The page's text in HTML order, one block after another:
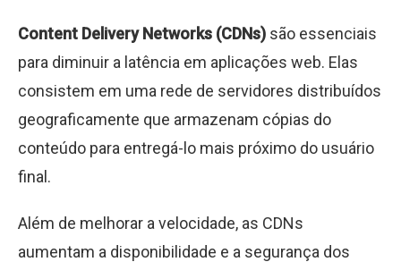
Content Delivery Networks (CDNs) são essenciais
para diminuir a latência em aplicações web. Elas
consistem em uma rede de servidores distribuídos
geograficamente que armazenam cópias do
conteúdo para entregá-lo mais próximo do usuário
final.
Além de melhorar a velocidade, as CDNs
aumentam a disponibilidade e a segurança dos